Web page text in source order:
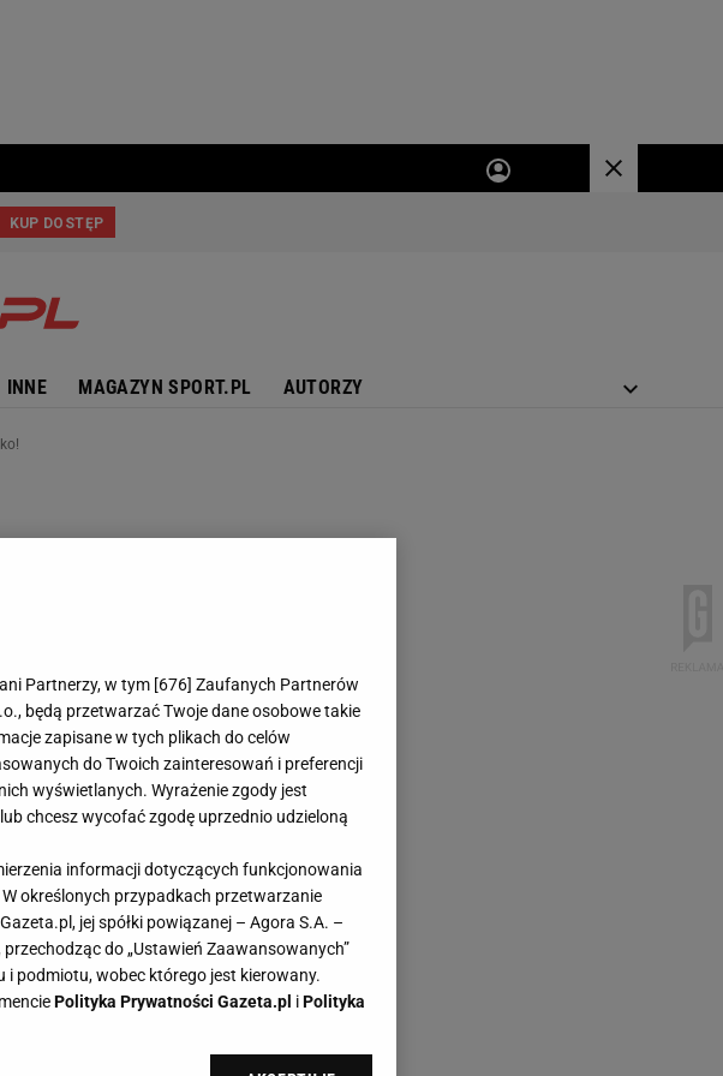
INNE MAGAZYN SPORT.PL AUTORZY
Partnerzy, w tym [676] Zaufanych Partnerów
będą przetwarzać Twoje dane osobowe takie
zapisane w tych plikach do celów
do Twoich zainteresowań i preferencji
wyświetlanych. Wyrażenie zgody jest
chcesz wycofać zgodę uprzednio udzieloną
informacji dotyczących funkcjonowania
określonych przypadkach przetwarzanie
jej spółki powiązanej – Agora S.A. –
do „Ustawień Zaawansowanych”
podmiotu, wobec którego jest kierowany.
Polityka Prywatności Gazeta.pl iPolityka